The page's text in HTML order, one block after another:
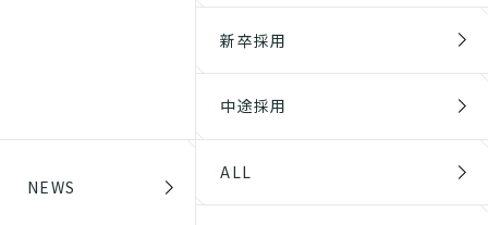
新卒採用
中途採用
NEWS
ALL